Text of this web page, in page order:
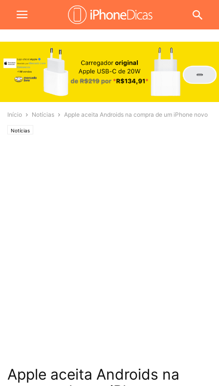
Início Notícias Apple aceita Androids na compra de um iPhone novo
Notícias
Apple aceita Androids na